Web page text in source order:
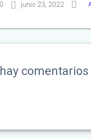
0 junio 23, 2022
comentarios